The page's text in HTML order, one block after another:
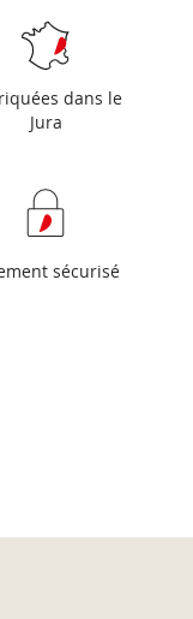
dans le
Jura
sécurisé